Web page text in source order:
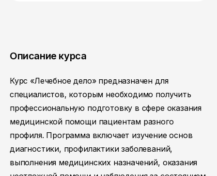
Описание курса
Курс «Лечебное дело» предназначен для
специалистов, которым необходимо получить
профессиональную подготовку в сфере оказания
медицинской помощи пациентам разного
профиля. Программа включает изучение основ
диагностики, профилактики заболеваний,
выполнения медицинских назначений, оказания